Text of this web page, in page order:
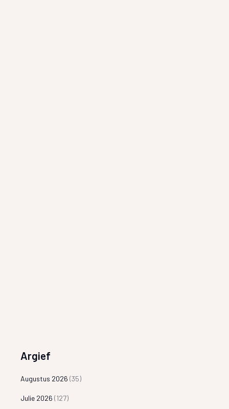
Argief
Augustus 2026 (35)
Julie 2026 (127)